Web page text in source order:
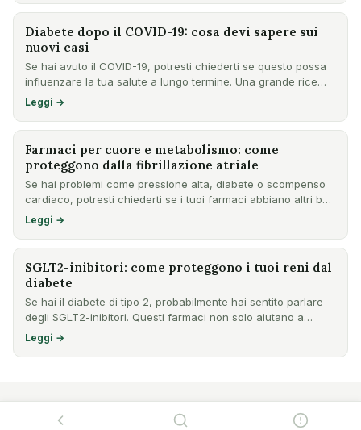
Diabete dopo il COVID-19: cosa devi sapere sui
nuovi casi
Se hai avuto il COVID-19, potresti chiederti se questo possa
influenzare la tua salute a lungo termine. Una grande rice…
Leggi →
Farmaci per cuore e metabolismo: come
proteggono dalla fibrillazione atriale
Se hai problemi come pressione alta, diabete o scompenso
cardiaco, potresti chiederti se i tuoi farmaci abbiano altri b…
Leggi →
SGLT2-inibitori: come proteggono i tuoi reni dal
diabete
Se hai il diabete di tipo 2, probabilmente hai sentito parlare
degli SGLT2-inibitori. Questi farmaci non solo aiutano a…
Leggi →